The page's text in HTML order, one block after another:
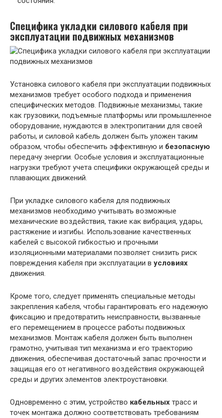
Специфика укладки силового кабеля при
эксплуатации подвижных механизмов
Установка силового кабеля при эксплуатации подвижных
механизмов требует особого подхода и применения
специфических методов. Подвижные механизмы, такие
как грузовики, подъемные платформы или промышленное
оборудование, нуждаются в электропитании для своей
работы, и силовой кабель должен быть уложен таким
образом, чтобы обеспечить эффективную и безопасную
передачу энергии. Особые условия и эксплуатационные
нагрузки требуют учета специфики окружающей среды и
плавающих движений.
При укладке силового кабеля для подвижных
механизмов необходимо учитывать возможные
механические воздействия, такие как вибрация, удары,
растяжение и изгибы. Использование качественных
кабелей с высокой гибкостью и прочными
изоляционными материалами позволяет снизить риск
повреждения кабеля при эксплуатации в условиях
движения.
Кроме того, следует применять специальные методы
закрепления кабеля, чтобы гарантировать его надежную
фиксацию и предотвратить неисправности, вызванные
его перемещением в процессе работы подвижных
механизмов. Монтаж кабеля должен быть выполнен
грамотно, учитывая тип механизма и его траекторию
движения, обеспечивая достаточный запас прочности и
защищая его от негативного воздействия окружающей
среды и других элементов электроустановки.
Одновременно с этим, устройство кабельных трасс и
точек монтажа должно соответствовать требованиям